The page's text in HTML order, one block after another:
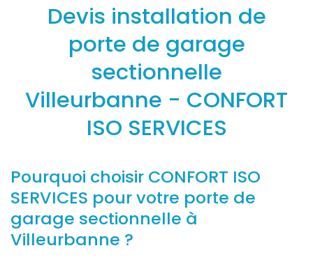
Devis installation de
porte de garage
sectionnelle
Villeurbanne - CONFORT
ISO SERVICES
Pourquoi choisir CONFORT ISO
SERVICES pour votre porte de
garage sectionnelle à
Villeurbanne ?